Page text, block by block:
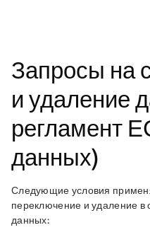
Запросы на
и удаление
регламент
данных)
Следующие условия
переключение и удаление в
данных: